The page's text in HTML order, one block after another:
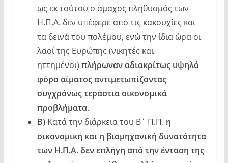
ως εκ τούτου ο άμαχος πληθυσμός των
Η.Π.Α. δεν υπέφερε από τις κακουχίες και
τα δεινά του πολέμου, ενώ την ίδια ώρα οι
λαοί της Ευρώπης (νικητές και
ηττημένοι) πλήρωναν αδιακρίτως υψηλό
φόρο αίματος αντιμετωπίζοντας
συγχρόνως τεράστια οικονομικά
προβλήματα.
Β) Κατά την διάρκεια του Β΄ Π.Π. η
οικονομική και η βιομηχανική δυνατότητα
των Η.Π.Α. δεν επλήγη από την ένταση της